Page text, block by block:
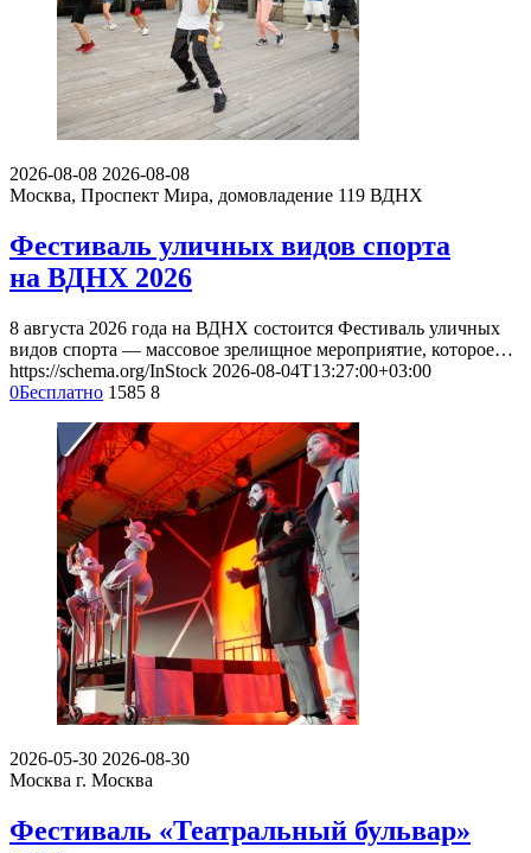
2026-08-08 2026-08-08
Москва, Проспект Мира, домовладение 119 ВДНХ
Фестиваль уличных видов спорта
на ВДНХ 2026
8 августа 2026 года на ВДНХ состоится Фестиваль уличных
видов спорта — массовое зрелищное мероприятие, которое…
https://schema.org/InStock 2026-08-04T13:27:00+03:00
0Бесплатно 1585 8
2026-05-30 2026-08-30
Москва г. Москва
Фестиваль «Театральный бульвар»